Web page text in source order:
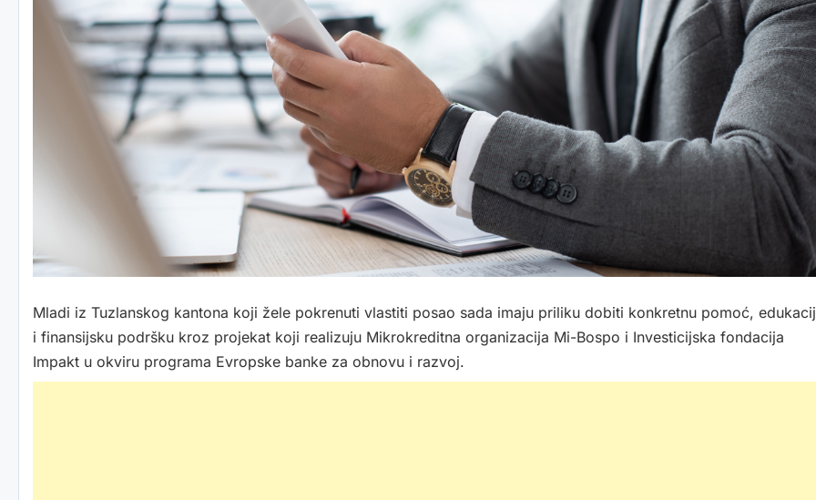
Mladi iz Tuzlanskog kantona koji žele pokrenuti vlastiti posao sada imaju priliku dobiti konkretnu pomoć,
i finansijsku podršku kroz projekat koji realizuju Mikrokreditna organizacija Mi-Bospo i Investicijska fondacija
Impakt u okviru programa Evropske banke za obnovu i razvoj.